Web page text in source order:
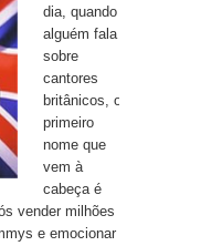
dia, quando
alguém fala
sobre
cantores
britânicos, o
primeiro
nome que
vem à
cabeça é
vender milhões
e emocionar